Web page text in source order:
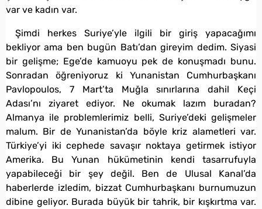
var ve kadın var.
Şimdi herkes Suriye’yle ilgili bir giriş yapacağımı
bekliyor ama ben bugün Batı’dan gireyim dedim. Siyasi
bir gelişme; Ege’de kamuoyu pek de konuşmadı bunu.
Sonradan öğreniyoruz ki Yunanistan Cumhurbaşkanı
Pavlopoulos, 7 Mart’ta Muğla sınırlarına dahil Keçi
Adası’nı ziyaret ediyor. Ne okumak lazım buradan?
Almanya ile problemlerimiz belli, Suriye’deki gelişmeler
malum. Bir de Yunanistan’da böyle kriz alametleri var.
Türkiye’yi iki cephede savaşır noktaya getirmek istiyor
Amerika. Bu Yunan hükümetinin kendi tasarrufuyla
yapabileceği bir şey değil. Ben de Ulusal Kanal’da
haberlerde izledim, bizzat Cumhurbaşkanı burnumuzun
dibine geliyor. Burada büyük bir tahrik, bir kışkırtma var.